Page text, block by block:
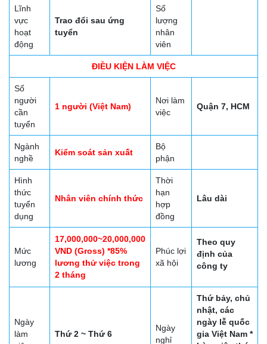
Lĩnh
vực
hoạt
động
Trao đổi sau ứng
tuyển
Số
lượng
nhân
viên
ĐIỀU KIỆN LÀM VIỆC
Số
người
cần
tuyển
1 người (Việt Nam)
Nơi làm
việc
Quận 7, HCM
Ngành
nghề
Kiểm soát sản xuất
Bộ
phận
Hình
thức
tuyển
dụng
Nhân viên chính thức
Thời
hạn
hợp
đồng
Lâu dài
Mức
lương
17,000,000~20,000,000
VND (Gross) *85%
lương thử việc trong
2 tháng
Phúc lợi
xã hội
Theo quy
định của
công ty
Ngày
làm
Thứ 2 ~ Thứ 6
Ngày
nghỉ
Thứ bảy, chủ
nhật, các
ngày lễ quốc
gia Việt Nam *